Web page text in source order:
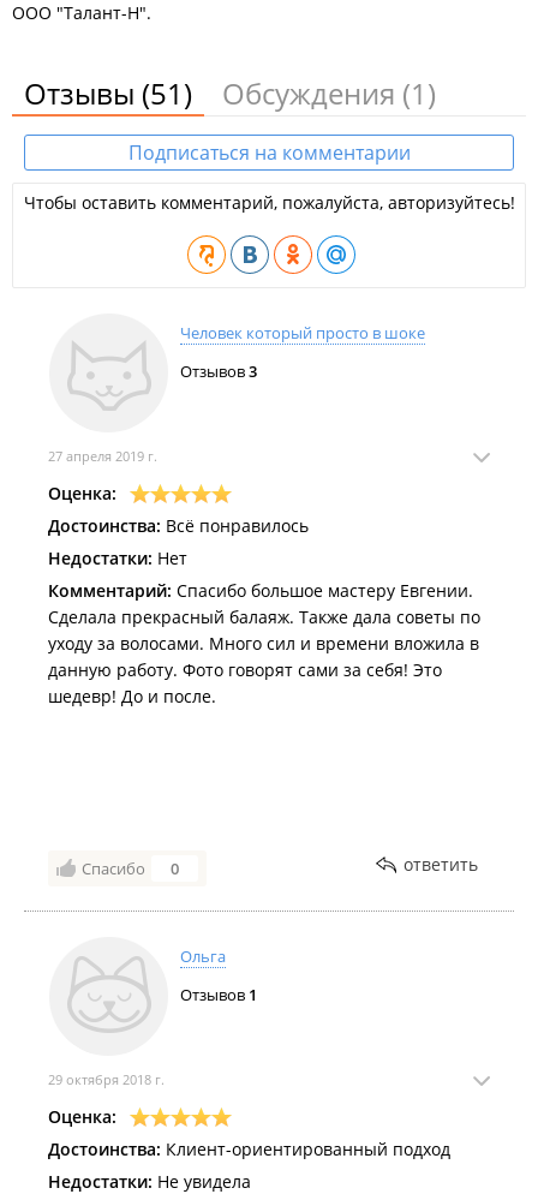
ООО "Талант-Н".
Отзывы (51) Обсуждения (1)
Подписаться на комментарии
Чтобы оставить комментарий, пожалуйста, авторизуйтесь!
Человек который просто в шоке
Отзывов3
27 апреля 2019 г.
Оценка:
Достоинства: Всё понравилось
Недостатки: Нет
Комментарий: Спасибо большое мастеру Евгении.
Сделала прекрасный балаяж. Также дала советы по
уходу за волосами. Много сил и времени вложила в
данную работу. Фото говорят сами за себя! Это
шедевр! До и после.
Спасибо 0 ответить
Ольга
Отзывов 1
29 октября 2018 г.
Оценка:
Достоинства: Клиент-ориентированный подход
Недостатки: Не увидела